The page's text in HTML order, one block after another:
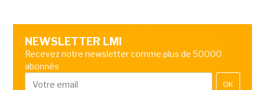
NEWSLETTER LMI
Recevez notre newsletter comme plus de 50000
abonnés
OK